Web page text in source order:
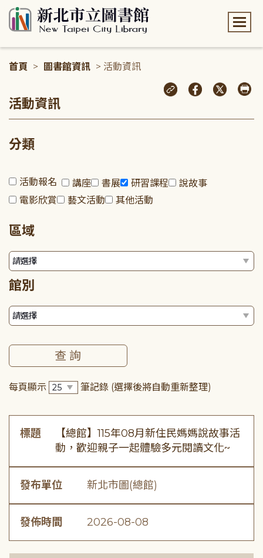
首頁 > 圖書館資訊 > 活動資訊
活動資訊
分類
活動報名 講座 書展 研習課程
說故事
電影欣賞
藝文活動 其他活動
區域
館別
每頁顯示 筆記錄 (選擇後將自動重新整理)
標題
【總館】115年08月新住民媽媽說故事活
動，歡迎親子一起體驗多元閱讀文化~
發布單位 新北市圖(總館)
發佈時間 2026-08-08